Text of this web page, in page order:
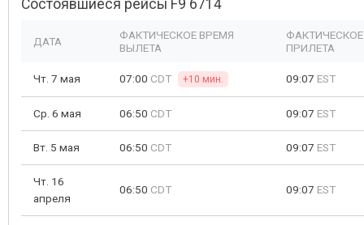
Состоявшиеся рейсы F9 6714
ДАТА
ФАКТИЧЕСКОЕ ВРЕМЯ
ВЫЛЕТА
ПРИЛЕТА
Чт. 7 мая 07:00 CDT +10 мин. 09:07 EST
Ср. 6 мая 06:50 CDT 09:07 EST
Вт. 5 мая 06:50 CDT 09:07 EST
Чт. 16
апреля
06:50 CDT 09:07 EST